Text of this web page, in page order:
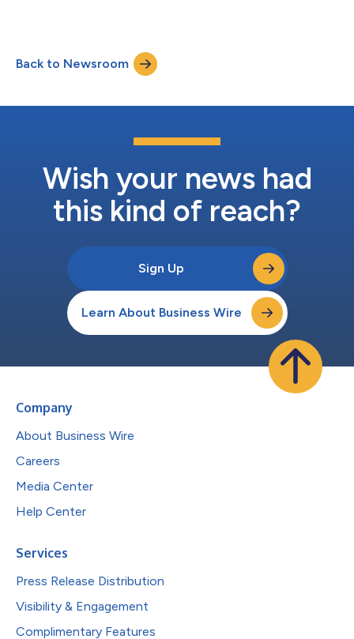
um eine globale, diversifizierte
Vermögensverwaltungsplattform für Immobilien, Infrastruktur
und festverzinsliche Wertpapiere (das „Unternehmen“) zu
Back to Newsroom
Wish your news had
this kind of reach?
Sign Up
Learn About Business Wire
Company
About Business Wire
Careers
Media Center
Help Center
Services
Press Release Distribution
Visibility & Engagement
Complimentary Features